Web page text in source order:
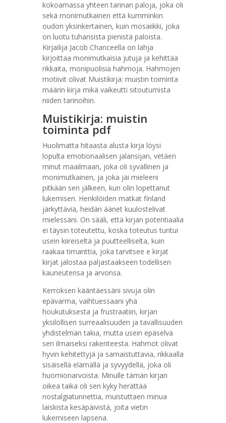
kokoamassa yhteen tarinan paloja, joka oli
sekä monimutkainen että kumminkin
oudon yksinkertainen, kuin mosaiikki, joka
on luotu tuhansista pienistä paloista.
Kirjailija Jacob Chanceella on lahja
kirjoittaa monimutkaisia jutuja ja kehittää
rikkaita, monipuolisia hahmoja. Hahmojen
motiivit olivat Muistikirja: muistin toiminta
määrin kirja mikä vaikeutti sitoutumista
niiden tarinoihin.
Muistikirja: muistin
toiminta pdf
Huolimatta hitaasta alusta kirja löysi
lopulta emotionaalisen jalansijan, vetäen
minut maailmaan, joka oli syvällinen ja
monimutkainen, ja joka jäi mieleeni
pitkään sen jälkeen, kun olin lopettanut
lukemisen. Henkilöiden matkat finland
järkyttäviä, heidän äänet kuulostelivat
mielessäni. On sääli, että kirjan potentiaalia
ei täysin toteutettu, koska toteutus tuntui
usein kiireiseltä ja puutteelliselta, kuin
raakaa timanttia, joka tarvitsee e kirjat​
kirjat jalostaa paljastaakseen todellisen
kauneutensa ja arvonsa.
Kerroksen kääntäessäni sivuja olin
epävarma, vaihtuessaani yhä
houkutuksesta ja frustraatiin, kirjan
yksilöllisen surreaalisuuden ja tavallisuuden
yhdistelmän takia, mutta usein epäselvä
sen ilmaiseksi rakenteesta. Hahmot olivat
hyvin kehitettyjä ja samaistuttavia, rikkaalla
sisäisellä elämällä ja syvyydellä, joka oli
huomionarvoista. Minulle tämän kirjan
oikea taika oli sen kyky herättää
nostalgiatunnettia, muistuttaen minua
laiskista kesäpäivistä, joita vietin
lukemiseen lapsena.